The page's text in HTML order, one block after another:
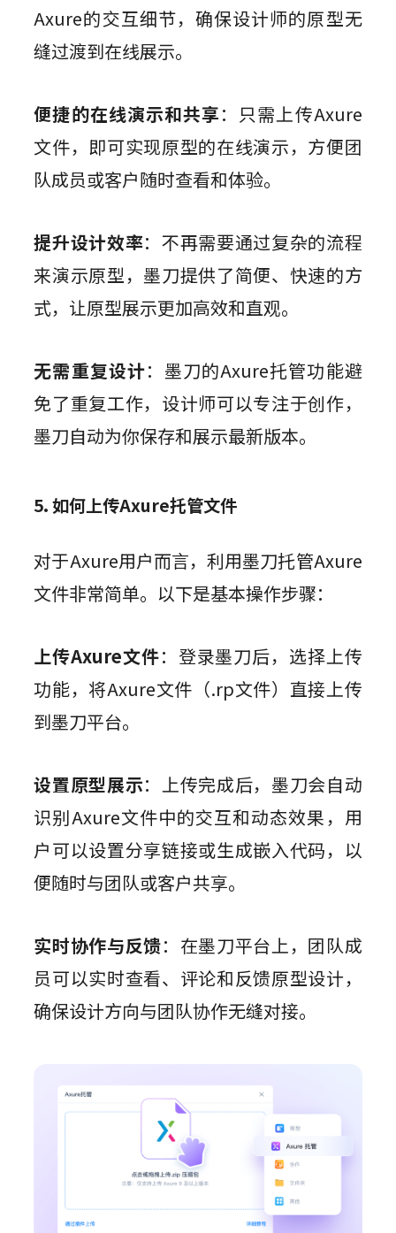
Axure的交互细节，确保设计师的原型无
缝过渡到在线展示。
便捷的在线演示和共享：只需上传Axure
文件，即可实现原型的在线演示，方便团
队成员或客户随时查看和体验。
提升设计效率：不再需要通过复杂的流程
来演示原型，墨刀提供了简便、快速的方
式，让原型展示更加高效和直观。
无需重复设计：墨刀的Axure托管功能避
免了重复工作，设计师可以专注于创作，
墨刀自动为你保存和展示最新版本。
5. 如何上传Axure托管文件
对于Axure用户而言，利用墨刀托管Axure
文件非常简单。以下是基本操作步骤：
上传Axure文件：登录墨刀后，选择上传
功能，将Axure文件（.rp文件）直接上传
到墨刀平台。
设置原型展示：上传完成后，墨刀会自动
识别Axure文件中的交互和动态效果，用
户可以设置分享链接或生成嵌入代码，以
便随时与团队或客户共享。
实时协作与反馈：在墨刀平台上，团队成
员可以实时查看、评论和反馈原型设计，
确保设计方向与团队协作无缝对接。